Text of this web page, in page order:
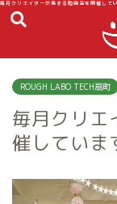
毎月クリエイターが集まる勉強会を開催し
ROUGH LABO TECH扇町
毎月クリエ
催していま